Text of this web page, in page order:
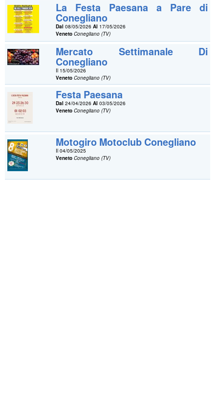
La Festa Paesana a Pare di
Conegliano
Dal 08/05/2026Al 17/05/2026
Veneto Conegliano (TV)
Mercato Settimanale Di
Conegliano
Il 15/05/2026
Veneto Conegliano (TV)
Festa Paesana
Dal 24/04/2026Al 03/05/2026
Veneto Conegliano (TV)
Motogiro Motoclub Conegliano
Il 04/05/2025
Veneto Conegliano (TV)